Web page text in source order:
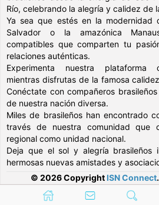
Río, celebrando la alegría y calidez de
Ya sea que estés en la modernidad
Salvador o la amazónica
compatibles que comparten tu
relaciones auténticas.
Experimenta nuestra plataforma
mientras disfrutas de la famosa
Conéctate con compañeros
de nuestra nación diversa.
Miles de brasileños han encontrado
través de nuestra comunidad que
regional como unidad nacional.
Deja que el sol y alegría brasileños
hermosas nuevas amistades y
© 2026 Copyright ISN Connect.